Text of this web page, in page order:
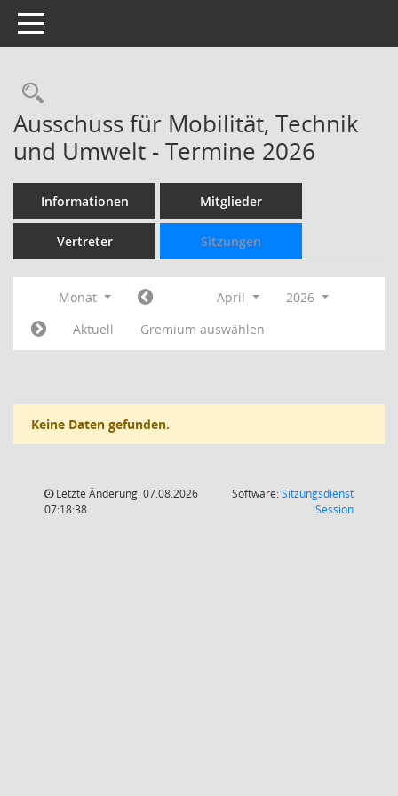
Toggle navigation
Rechercheauswahl
Ausschuss für Mobilität, Technik
und Umwelt - Termine 2026
Informationen Mitglieder
Vertreter Sitzungen
Monat April
2026
Aktuell
Gremium auswählen
Keine Daten gefunden.
Letzte Änderung: 07.08.2026
07:18:38
Software:Sitzungsdienst
Session(Wird in